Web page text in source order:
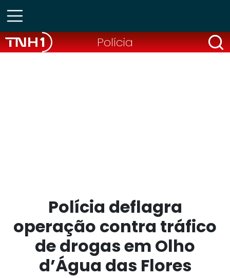
Polícia
Polícia deflagra
operação contra tráfico
de drogas em Olho
d’Água das Flores